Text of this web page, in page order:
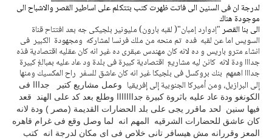
لدرجة ان فى السنين الى فاتت ظهرت كتب بتتكلم على اساطير القصر والاشباح الى
موجودة هناك
الى بنا القصر"إدوارد إمبان"( لقبه بارون) مليونير بلجيكى جه بعد افتتاح قناة
السويس اما عن لقبه فده تم منحه من ملك فرنسا لمشاركه ومجهودة الكبير فى
انشاء مترو باريس و ده لانه كان مهندس عبقرى ده غير انه كان عقليه اقتصادية فذه
جدااا ودة لانه كانن ليه مشاريع اقتصادية كبيرة فى بلدة ود عاد عليه بمبالغ كبيرة
جدااا اهمهم بنك بروكسل في بلجيكا غير انه كان عاشق للسفر راحالمكسيك ومنها
إلى البرازيل، ومن أميركا الجنوبية إلى إفريقيا وعمل مشاريع كتير جدااا فى
الكونغو ودة عاد عليه باثروة كبيرة جدااااااا وطلع بعد كد على الهند قعد
فيها سنين لحد ماقرر يجى على بلد الحضارات القديمة (مصر ) ودة لانه
كان عاشق للحضارات الشرقيه المهم انه لما وصل وقع فى غرام قاهره
المعز وقررانه مش هيسافر تانى خلاص فى اى مكان لدرجة انه كتب